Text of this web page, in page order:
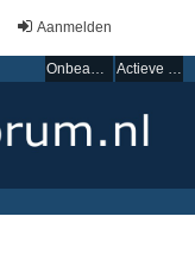
Aanmelden
Onbeantwoorde onderwerpen Actieve onderwerpen